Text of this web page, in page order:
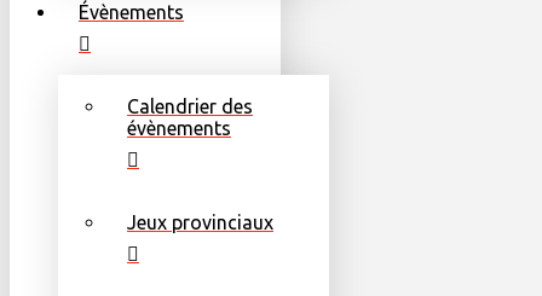
Évènements
Calendrier des
évènements
Jeux provinciaux